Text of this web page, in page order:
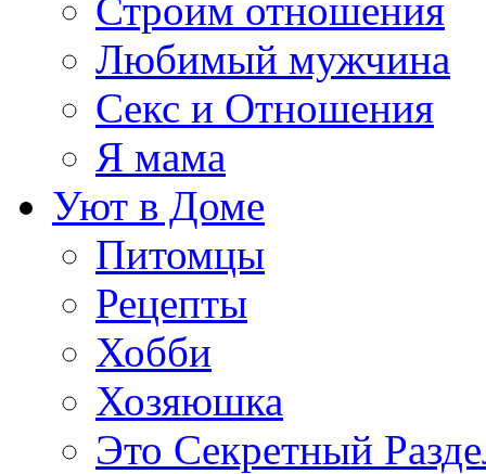
Строим отношения
Любимый мужчина
Секс и Отношения
Я мама
Уют в Доме
Питомцы
Рецепты
Хобби
Хозяюшка
Это Секретный